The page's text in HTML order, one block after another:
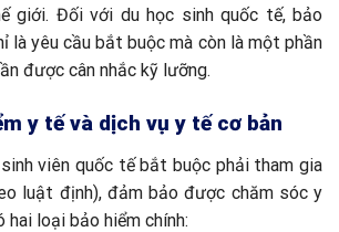
giới. Đối với du học sinh quốc tế, bảo
là yêu cầu bắt buộc mà còn là một phần
được cân nhắc kỹ lưỡng.
y tế và dịch vụ y tế cơ bản
viên quốc tế bắt buộc phải tham gia
luật định), đảm bảo được chăm sóc y
hai loại bảo hiểm chính: